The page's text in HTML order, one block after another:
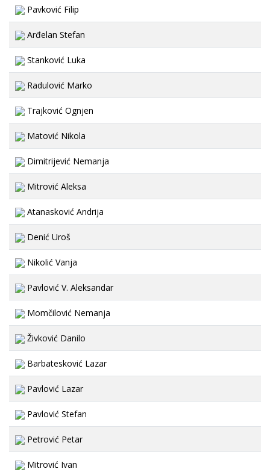
Pavković Filip
Arđelan Stefan
Stanković Luka
Radulović Marko
Trajković Ognjen
Matović Nikola
Dimitrijević Nemanja
Mitrović Aleksa
Atanasković Andrija
Denić Uroš
Nikolić Vanja
Pavlović V. Aleksandar
Momčilović Nemanja
Živković Danilo
Barbatesković Lazar
Pavlović Lazar
Pavlović Stefan
Petrović Petar
Mitrović Ivan